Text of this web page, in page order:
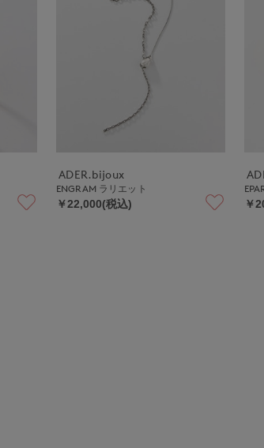
ADER.bijoux
ENGRAM ラリエット
￥22,000(税込) ￥